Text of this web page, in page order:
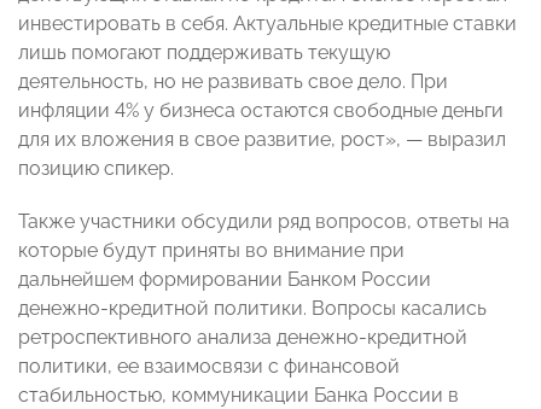
инвестировать в себя. Актуальные кредитные ставки
лишь помогают поддерживать текущую
деятельность, но не развивать свое дело. При
инфляции 4% у бизнеса остаются свободные деньги
для их вложения в свое развитие, рост», — выразил
позицию спикер.
Также участники обсудили ряд вопросов, ответы на
которые будут приняты во внимание при
дальнейшем формировании Банком России
денежно-кредитной политики. Вопросы касались
ретроспективного анализа денежно-кредитной
политики, ее взаимосвязи с финансовой
стабильностью, коммуникации Банка России в